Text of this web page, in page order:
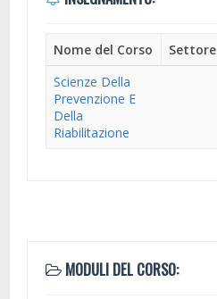
Nome del Corso Settore
Scienze Della
Prevenzione E
Della
Riabilitazione
MODULI DEL CORSO: